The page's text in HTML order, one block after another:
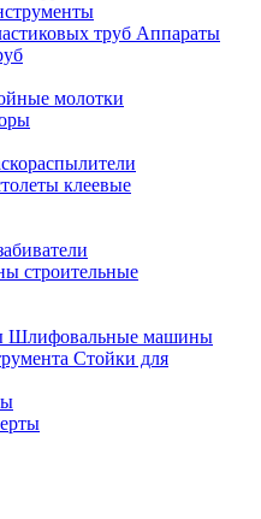
Аппараты
молотки
клеевые
строительные
Шлифовальные машины
Стойки для